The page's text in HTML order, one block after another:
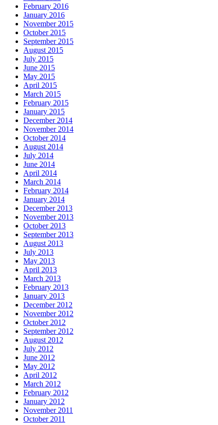
February 2016
January 2016
November 2015
October 2015
September 2015
August 2015
July 2015
June 2015
May 2015
April 2015
March 2015
February 2015
January 2015
December 2014
November 2014
October 2014
August 2014
July 2014
June 2014
April 2014
March 2014
February 2014
January 2014
December 2013
November 2013
October 2013
September 2013
August 2013
July 2013
May 2013
April 2013
March 2013
February 2013
January 2013
December 2012
November 2012
October 2012
September 2012
August 2012
July 2012
June 2012
May 2012
April 2012
March 2012
February 2012
January 2012
November 2011
October 2011